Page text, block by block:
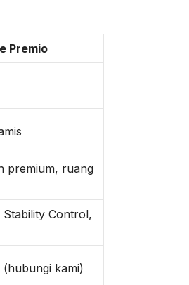
Premio
premium, ruang
Stability Control,
(hubungi kami)